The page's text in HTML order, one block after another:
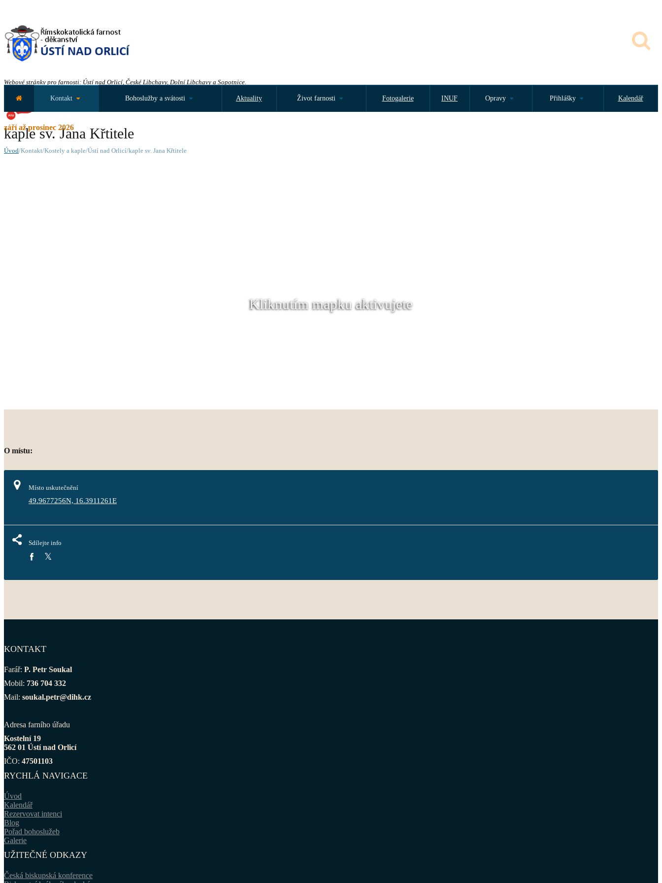
Webové stránky pro farnosti: Ústí nad Orlicí, České Libchavy, Dolní Libchavy a Sopotnice.
září až prosinec 2026
Kontakt Bohoslužby a svátosti Aktuality Život farnosti Fotogalerie INUF Opravy Přihlášky Kalendář
kaple sv. Jana Křtitele
Úvod/Kontakt/Kostely a kaple/Ústí nad Orlicí/kaple sv. Jana Křtitele
Kliknutím mapku aktivujete
O místu:
Místo uskutečnění
49.9677256N, 16.3911261E
Sdílejte info
KONTAKT
Farář: P. Petr Soukal
Mobil: 736 704 332
Mail: soukal.petr@dihk.cz
Adresa farního úřadu
Kostelní 19
562 01 Ústí nad Orlicí
IČO: 47501103
RYCHLÁ NAVIGACE
Úvod
Kalendář
Rezervovat intenci
Blog
Pořad bohoslužeb
Galerie
UŽITEČNÉ ODKAZY
Česká biskupská konference